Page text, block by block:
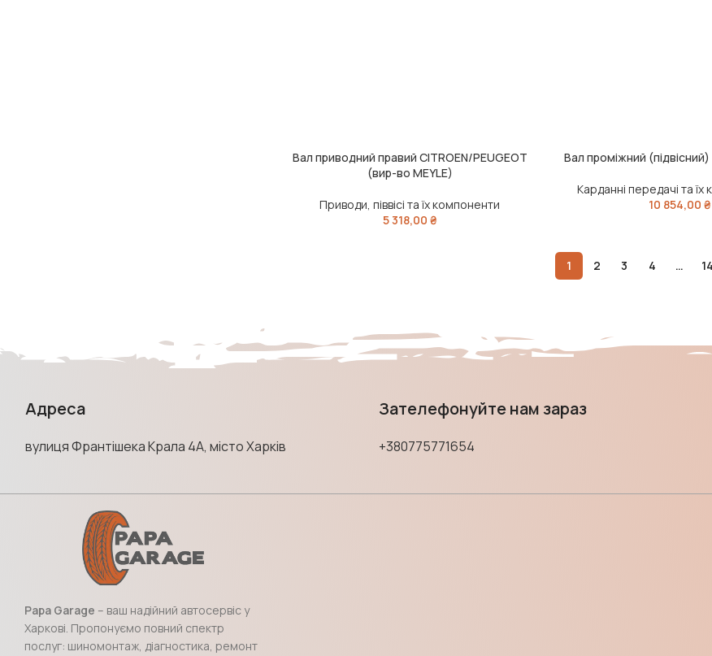
ЧИТАТИ ДАЛІ
Вал приводний правий CITROEN/PEUGEOT
(вир-во MEYLE)
Приводи, піввісі та їх компоненти
5 318,00 ₴
ЧИТАТИ ДАЛІ
Вал проміжний
Карданні передачі та їх
10 854,00 ₴
1 2 3 4 … 14
Адреса
вулиця Франтішека Крала 4А, місто Харків
Зателефонуйте нам зараз
+380775771654
Papa Garage – ваш надійний автосервіс у
Харкові. Пропонуємо повний спектр
послуг: шиномонтаж, діагностика, ремонт